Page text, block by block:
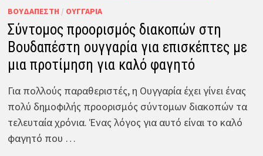
ΒΟΥΔΑΠΈΣΤΗ / ΟΥΓΓΑΡΊΑ
Σύντομος προορισμός διακοπών στη
Βουδαπέστη ουγγαρία για επισκέπτες με
μια προτίμηση για καλό φαγητό
Για πολλούς παραθεριστές, η Ουγγαρία έχει γίνει ένας
πολύ δημοφιλής προορισμός σύντομων διακοπών τα
τελευταία χρόνια. Ένας λόγος για αυτό είναι το καλό
φαγητό που …